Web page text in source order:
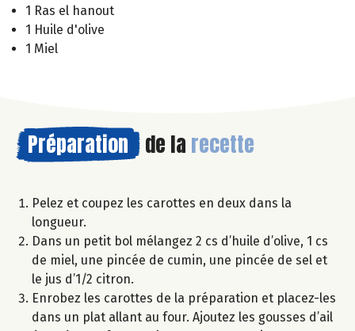
1 Ras el hanout
1 Huile d'olive
1 Miel
Préparation de la recette
Pelez et coupez les carottes en deux dans la
longueur.
Dans un petit bol mélangez 2 cs d’huile d’olive, 1 cs
de miel, une pincée de cumin, une pincée de sel et
le jus d’1/2 citron.
Enrobez les carottes de la préparation et placez-les
dans un plat allant au four. Ajoutez les gousses d’ail